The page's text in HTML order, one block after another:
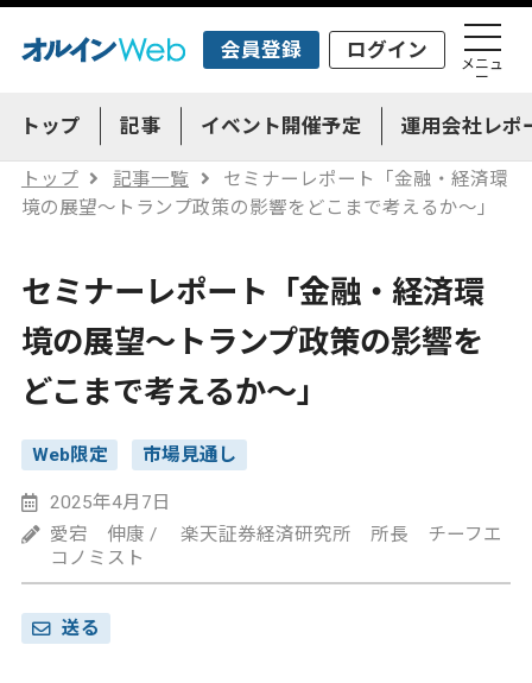
会員登録 ログイン
メニュ
ー
トップ 記事 イベント開催予定 運用会社レポ
トップ 記事一覧
セミナーレポート「金融・経済環
境の展望～トランプ政策の影響をどこまで考えるか～」
セミナーレポート「金融・経済環
境の展望～トランプ政策の影響を
どこまで考えるか～」
Web限定 市場見通し
2025年4月7日
愛宕 伸康 / 楽天証券経済研究所 所長 チーフエ
コノミスト
送る